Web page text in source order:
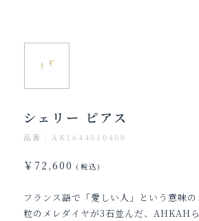
シェリー ピアス
品番：AK1644010400
￥72,600 (税込)
フランス語で「愛しい人」という意味
粒のメレダイヤが3石並んだ、AHKAH